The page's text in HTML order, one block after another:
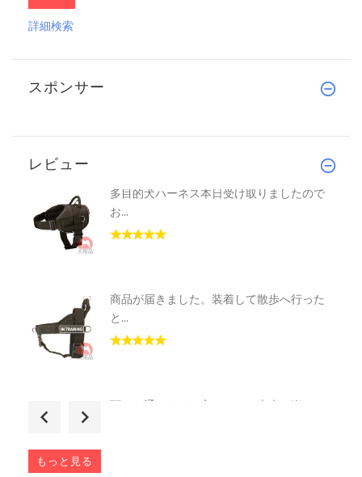
詳細検索
スポンサー
レビュー
多目的犬ハーネス本日受け取りましたので
お...
商品が届きました。装着して散歩へ行った
と...
頭から通さなくて良いので、本当に楽で
もっと見る